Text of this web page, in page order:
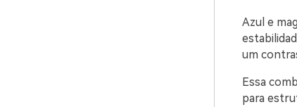
Azul e
um
Essa
para